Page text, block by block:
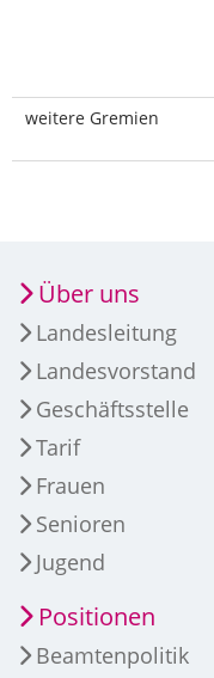
weitere Gremien
Über uns
Landesleitung
Landesvorstand
Geschäftsstelle
Tarif
Frauen
Senioren
Jugend
Positionen
Beamtenpolitik